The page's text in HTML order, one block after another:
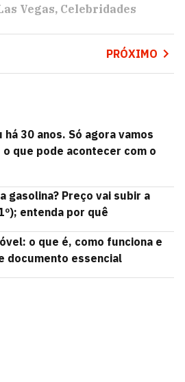
Vegas Celebridades
PRÓXIMO
há 30 anos. Só agora vamos
que pode acontecer com o
gasolina? Preço vai subir a
entenda por quê
o que é, como funciona e
documento essencial